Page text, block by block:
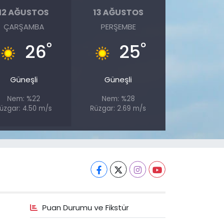
AĞUSTOS
ÇARŞAMBA
26°
Güneşli
Nem: %22
4.50 m/s
13 AĞUSTOS
PERŞEMBE
25°
Güneşli
Nem: %28
Rüzgar: 2.69 m/s
Puan Durumu ve Fikstür